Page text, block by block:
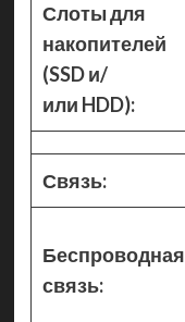
Слоты для
накопителей
(SSD и/
или HDD):
Связь:
Беспроводная
связь: